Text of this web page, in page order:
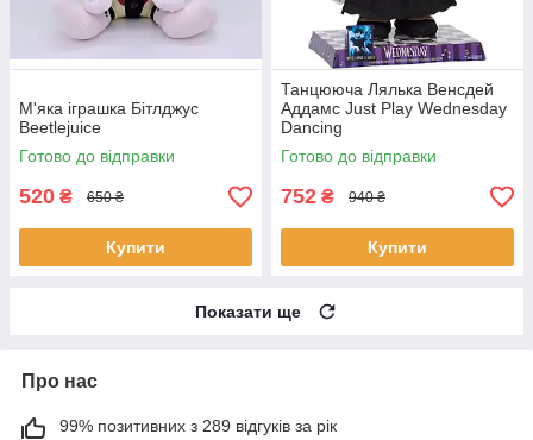
М'яка іграшка Бітлджус
Beetlejuice
Готово до відправки
520 ₴ 650 ₴
Купити
Танцююча Лялька Венсдей
Аддамс Just Play Wednesday
Dancing
Готово до відправки
752 ₴ 940 ₴
Купити
Показати ще
Про нас
99% позитивних з 289 відгуків за рік